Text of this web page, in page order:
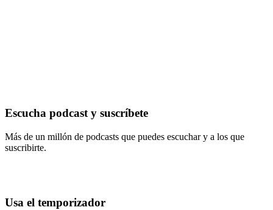
Escucha podcast y suscríbete
Más de un millón de podcasts que puedes escuchar y a los que
suscribirte.
Usa el temporizador